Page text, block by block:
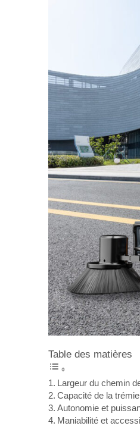
Table des matières
Largeur du chemin
Capacité de la
Autonomie et
Maniabilité et